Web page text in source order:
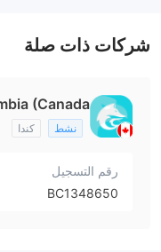
شركات ذات صلة
(Canada))
نشط كندا
رقم التسجيل
BC1348650